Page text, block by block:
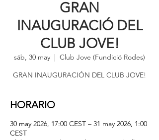
GRAN
INAUGURACIÓ DEL
CLUB JOVE!
sáb, 30 may
  |
Club Jove (Fundició Rodes)
GRAN INAUGURACIÓN DEL CLUB JOVE!
HORARIO
30 may 2026, 17:00 CEST – 31 may 2026, 1:00
CEST